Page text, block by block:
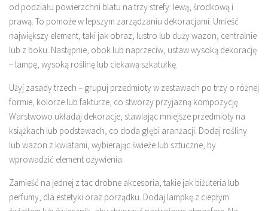
od podziału powierzchni blatu na trzy strefy: lewą, środkową i
prawą. To pomoże w lepszym zarządzaniu dekoracjami. Umieść
największy element, taki jak obraz, lustro lub duży wazon, centralnie
lub z boku. Następnie, obok lub naprzeciw, ustaw wysoką dekorację
– lampę, wysoką roślinę lub ciekawą szkatułkę.
Użyj zasady trzech – grupuj przedmioty w zestawach po trzy o różnej
formie, kolorze lub fakturze, co stworzy przyjazną kompozycję.
Warstwowo układaj dekoracje, stawiając mniejsze przedmioty na
książkach lub podstawach, co doda głębi aranżacji. Dodaj rośliny
lub wazon z kwiatami, wybierając świeże lub sztuczne, by
wprowadzić element ożywienia.
Zamieść na jednej z tac drobne akcesoria, takie jak biżuteria lub
perfumy, dla estetyki oraz porządku. Dodaj lampkę z ciepłym